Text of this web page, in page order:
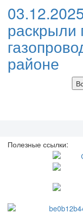
раскрыли
районе
Полезные ссылки: